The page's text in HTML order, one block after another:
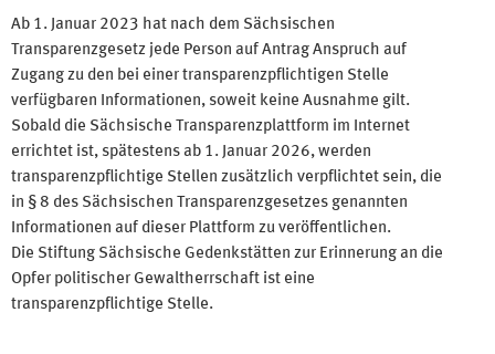
Ab 1. Januar 2023 hat nach dem Sächsischen
Transparenzgesetz jede Person auf Antrag Anspruch auf
Zugang zu den bei einer transparenzpflichtigen Stelle
verfügbaren Informationen, soweit keine Ausnahme gilt.
Sobald die Sächsische Transparenzplattform im Internet
errichtet ist, spätestens ab 1. Januar 2026, werden
transparenzpflichtige Stellen zusätzlich verpflichtet sein, die
in § 8 des Sächsischen Transparenzgesetzes genannten
Informationen auf dieser Plattform zu veröffentlichen.
Die Stiftung Sächsische Gedenkstätten zur Erinnerung an die
Opfer politischer Gewaltherrschaft ist eine
transparenzpflichtige Stelle.